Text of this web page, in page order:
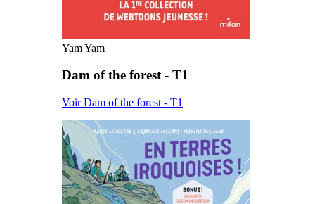
Yam Yam
Dam of the forest - T1
Voir Dam of the forest - T1